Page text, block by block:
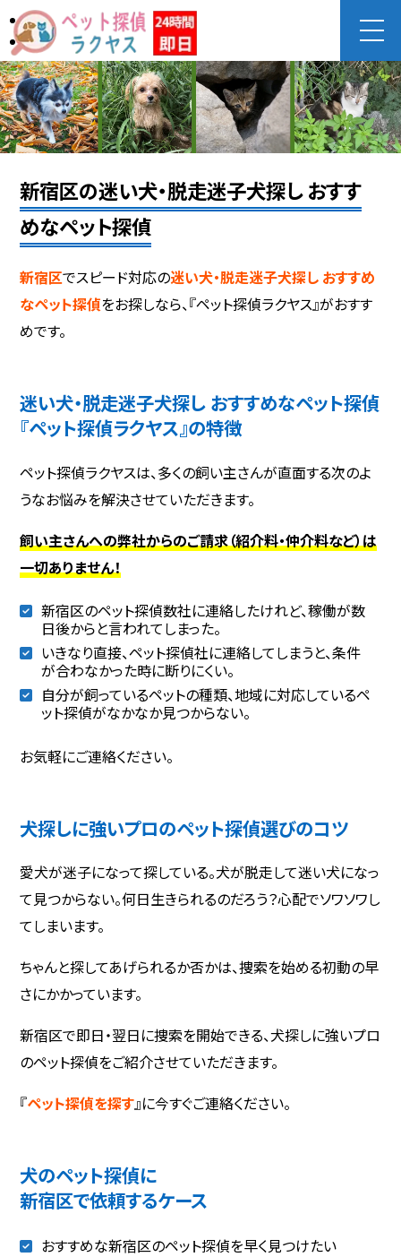
新宿区の迷い犬・脱走迷子犬探し おすす
めなペット探偵
新宿区でスピード対応の迷い犬・脱走迷子犬探し おすすめ
なペット探偵をお探しなら、『ペット探偵ラクヤス』がおすす
めです。
迷い犬・脱走迷子犬探し おすすめなペット探偵
『ペット探偵ラクヤス』の特徴
ペット探偵ラクヤスは、多くの飼い主さんが直面する次のよ
うなお悩みを解決させていただきます。
飼い主さんへの弊社からのご請求（紹介料・仲介料など）は
一切ありません！
新宿区のペット探偵数社に連絡したけれど、稼働が数
日後からと言われてしまった。
いきなり直接、ペット探偵社に連絡してしまうと、条件
が合わなかった時に断りにくい。
自分が飼っているペットの種類、地域に対応しているペ
ット探偵がなかなか見つからない。
お気軽にご連絡ください。
犬探しに強いプロのペット探偵選びのコツ
愛犬が迷子になって探している。犬が脱走して迷い犬になっ
て見つからない。何日生きられるのだろう？心配でソワソワし
てしまいます。
ちゃんと探してあげられるか否かは、捜索を始める初動の早
さにかかっています。
新宿区で即日・翌日に捜索を開始できる、犬探しに強いプロ
のペット探偵をご紹介させていただきます。
『ペット探偵を探す』に今すぐご連絡ください。
犬のペット探偵に
新宿区で依頼するケース
おすすめな新宿区のペット探偵を早く見つけたい